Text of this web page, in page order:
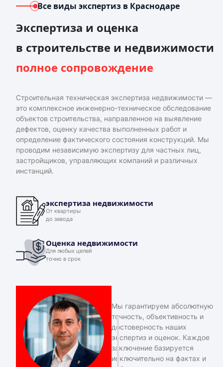
Все виды экспертиз в Краснодаре
Экспертиза и оценка
в строительстве и недвижимости
полное сопровождение
Строительная техническая экспертиза недвижимости —
это комплексное инженерно-техническое обследование
объектов строительства, направленное на выявление
дефектов, оценку качества выполненных работ и
определение фактического состояния конструкций. Мы
проводим независимую экспертизу для частных лиц,
застройщиков, управляющих компаний и различных
инстанций.
экспертиза недвижимости
От квартиры
до завода
Оценка недвижимости
Для любых целей
точно в срок
Мы гарантируем абсолютную
точность, объективность и
достоверность наших
экспертиз и оценок. Каждое
заключение базируется
исключительно на фактах и